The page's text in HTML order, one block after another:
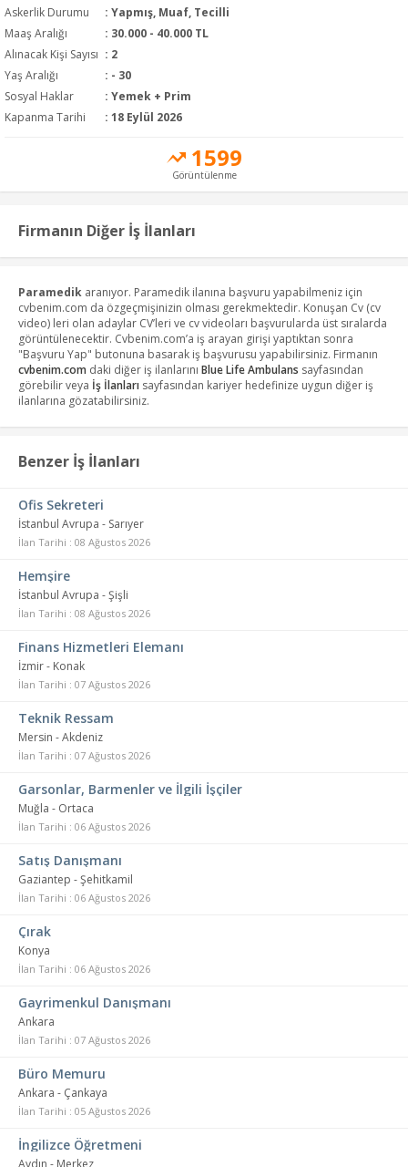
Askerlik Durumu
: Yapmış, Muaf, Tecilli
Maaş Aralığı
: 30.000 - 40.000 TL
Alınacak Kişi Sayısı : 2
Yaş Aralığı
: - 30
Sosyal Haklar
: Yemek + Prim
Kapanma Tarihi
: 18 Eylül 2026
1599
Görüntülenme
Firmanın Diğer İş İlanları
Paramedik aranıyor. Paramedik ilanına başvuru yapabilmeniz için
cvbenim.com da özgeçmişinizin olması gerekmektedir. Konuşan Cv (cv
video) leri olan adaylar CV’leri ve cv videoları başvurularda üst sıralarda
görüntülenecektir. Cvbenim.com’a iş arayan girişi yaptıktan sonra
"Başvuru Yap" butonuna basarak iş başvurusu yapabilirsiniz. Firmanın
cvbenim.com daki diğer iş ilanlarını Blue Life Ambulans sayfasından
görebilir veya İş İlanları sayfasından kariyer hedefinize uygun diğer iş
ilanlarına gözatabilirsiniz.
Benzer İş İlanları
Ofis Sekreteri
İstanbul Avrupa - Sarıyer
İlan Tarihi : 08 Ağustos 2026
Hemşire
İstanbul Avrupa - Şişli
İlan Tarihi : 08 Ağustos 2026
Finans Hizmetleri Elemanı
İzmir - Konak
İlan Tarihi : 07 Ağustos 2026
Teknik Ressam
Mersin - Akdeniz
İlan Tarihi : 07 Ağustos 2026
Garsonlar, Barmenler ve İlgili İşçiler
Muğla - Ortaca
İlan Tarihi : 06 Ağustos 2026
Satış Danışmanı
Gaziantep - Şehitkamil
İlan Tarihi : 06 Ağustos 2026
Çırak
Konya
İlan Tarihi : 06 Ağustos 2026
Gayrimenkul Danışmanı
Ankara
İlan Tarihi : 07 Ağustos 2026
Büro Memuru
Ankara - Çankaya
İlan Tarihi : 05 Ağustos 2026
İngilizce Öğretmeni
Aydın - Merkez